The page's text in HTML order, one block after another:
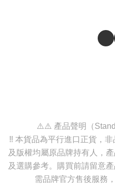
⚠️⚠️ 產品聲明（
‼️ 本貨品為平行進口正貨，
及版權均屬原品牌持有人，
及選購參考。購買前請留意
需品牌官方售後服務